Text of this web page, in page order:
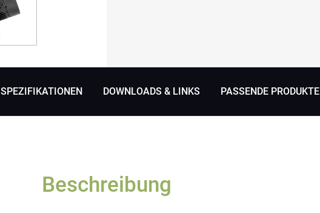
SPEZIFIKATIONEN DOWNLOADS & LINKS PASSENDE PRODUKTE
Beschreibung